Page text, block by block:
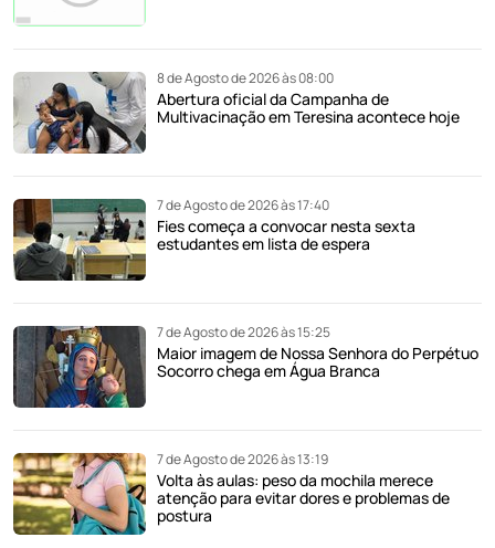
8 de Agosto de 2026 às 08:00
Abertura oficial da Campanha de
Multivacinação em Teresina acontece hoje
7 de Agosto de 2026 às 17:40
Fies começa a convocar nesta sexta
estudantes em lista de espera
7 de Agosto de 2026 às 15:25
Maior imagem de Nossa Senhora do Perpétuo
Socorro chega em Água Branca
7 de Agosto de 2026 às 13:19
Volta às aulas: peso da mochila merece
atenção para evitar dores e problemas de
postura